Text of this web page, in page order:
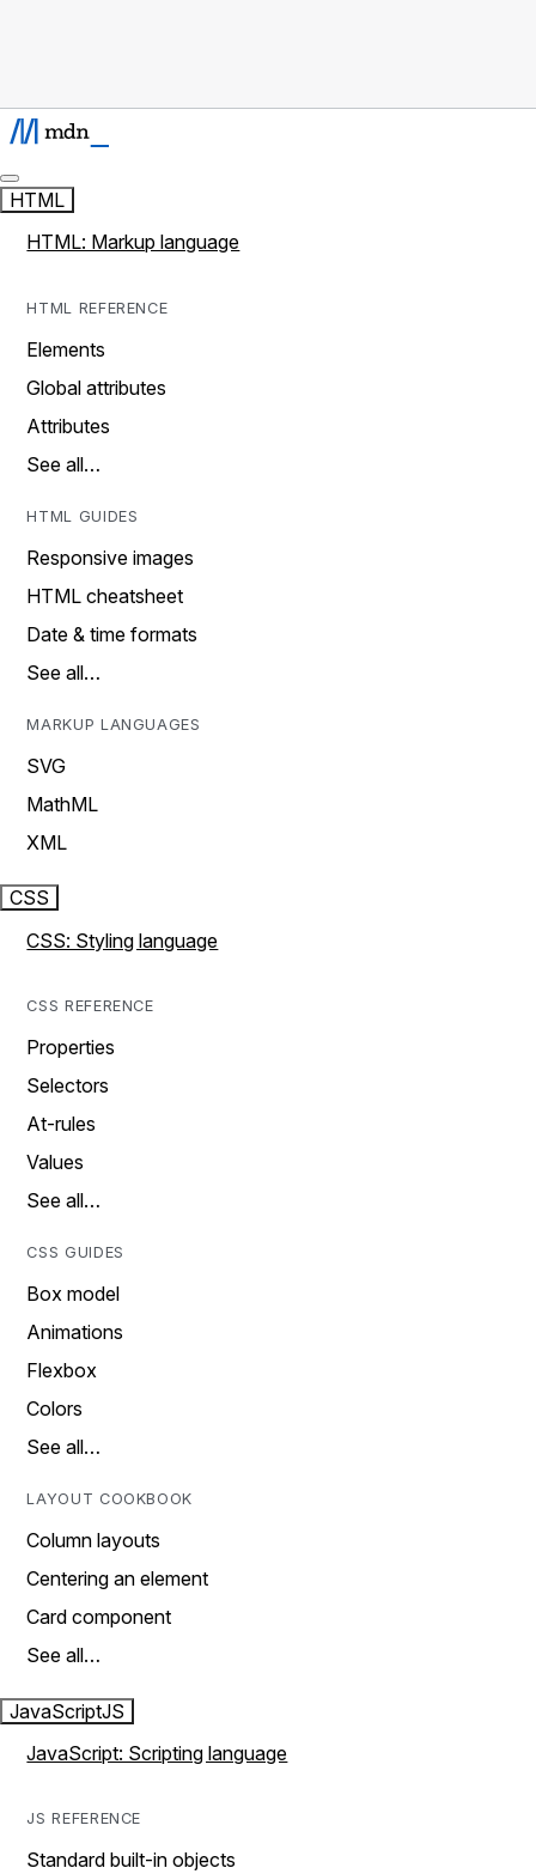
HTML
HTML: Markup language
HTML REFERENCE
Elements
Global attributes
Attributes
See all…
HTML GUIDES
Responsive images
HTML cheatsheet
Date & time formats
See all…
MARKUP LANGUAGES
SVG
MathML
XML
CSS
CSS: Styling language
CSS REFERENCE
Properties
Selectors
At-rules
Values
See all…
CSS GUIDES
Box model
Animations
Flexbox
Colors
See all…
LAYOUT COOKBOOK
Column layouts
Centering an element
Card component
See all…
JavaScriptJS
JavaScript: Scripting language
JS REFERENCE
Standard built-in objects